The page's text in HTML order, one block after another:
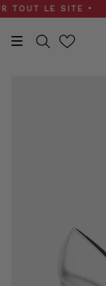
Skip
to
content
LE SITE •
Recherche